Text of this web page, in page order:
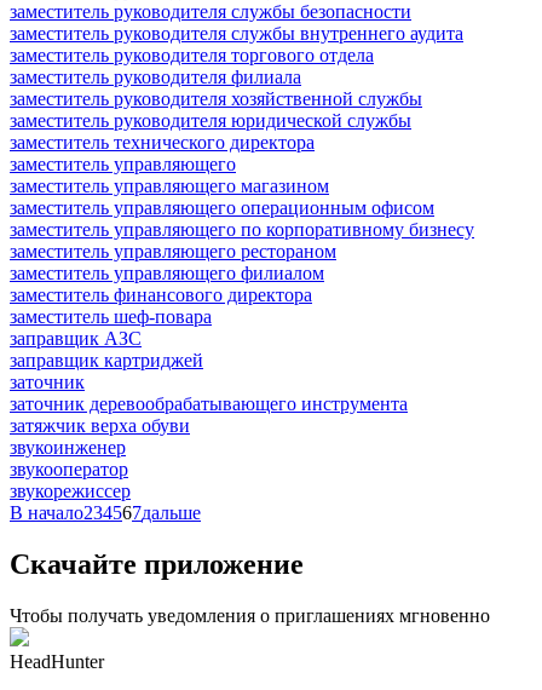
заместитель руководителя службы безопасности
заместитель руководителя службы внутреннего аудита
заместитель руководителя торгового отдела
заместитель руководителя филиала
заместитель руководителя хозяйственной службы
заместитель руководителя юридической службы
заместитель технического директора
заместитель управляющего
заместитель управляющего магазином
заместитель управляющего операционным офисом
заместитель управляющего по корпоративному бизнесу
заместитель управляющего рестораном
заместитель управляющего филиалом
заместитель финансового директора
заместитель шеф-повара
заправщик АЗС
заправщик картриджей
заточник
заточник деревообрабатывающего инструмента
затяжчик верха обуви
звукоинженер
звукооператор
звукорежиссер
В начало234567дальше
Скачайте приложение
Чтобы получать уведомления о приглашениях мгновенно
HeadHunter